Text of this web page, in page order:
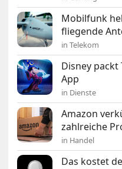
Mobilfunk
fliegende
in Telekom
Disney packt
App
in Dienste
Amazon
zahlreiche
in Handel
Das kostet